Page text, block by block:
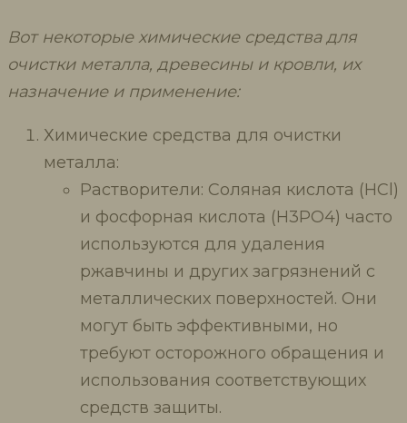
Вот некоторые химические средства для
очистки металла, древесины и кровли, их
назначение и применение:
Химические средства для очистки
металла:
Растворители: Соляная кислота (HCl)
и фосфорная кислота (H3PO4) часто
используются для удаления
ржавчины и других загрязнений с
металлических поверхностей. Они
могут быть эффективными, но
требуют осторожного обращения и
использования соответствующих
средств защиты.